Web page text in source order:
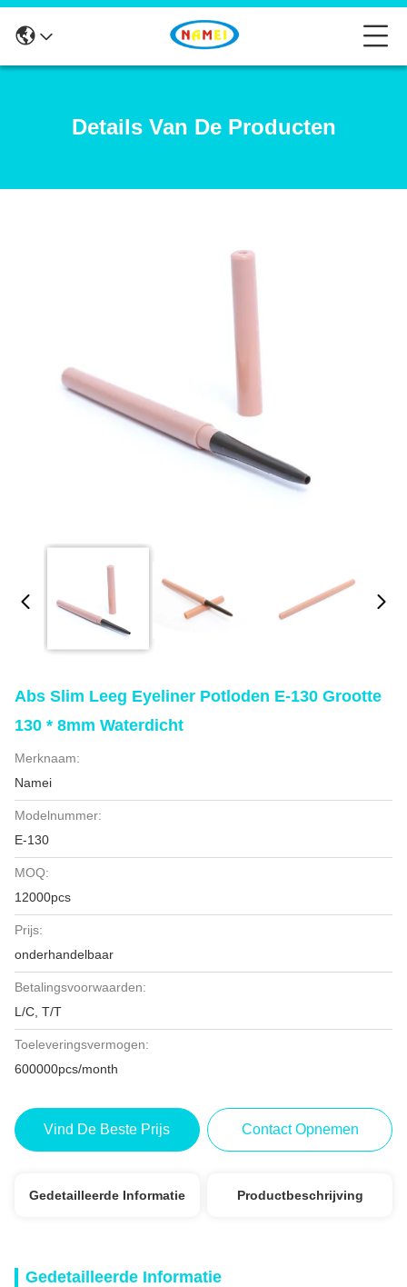
Details Van De Producten
Abs Slim Leeg Eyeliner Potloden E-130 Grootte
130 * 8mm Waterdicht
Merknaam:
Namei
Modelnummer:
E-130
MOQ:
12000pcs
Prijs:
onderhandelbaar
Betalingsvoorwaarden:
L/C, T/T
Toeleveringsvermogen:
600000pcs/month
Vind De Beste Prijs Contact Opnemen
Gedetailleerde Informatie Productbeschrijving
Gedetailleerde Informatie